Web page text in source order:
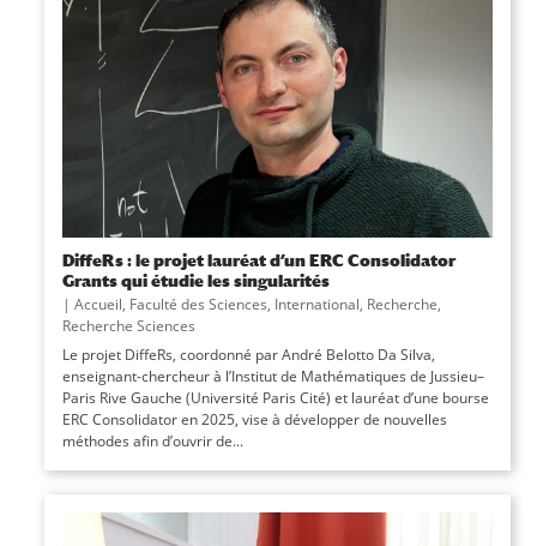
DiffeRs : le projet lauréat d’un ERC Consolidator
Grants qui étudie les singularités
| Accueil, Faculté des Sciences, International, Recherche,
Recherche Sciences
Le projet DiffeRs, coordonné par André Belotto Da Silva,
enseignant-chercheur à l’Institut de Mathématiques de Jussieu–
Paris Rive Gauche (Université Paris Cité) et lauréat d’une bourse
ERC Consolidator en 2025, vise à développer de nouvelles
méthodes afin d’ouvrir de...